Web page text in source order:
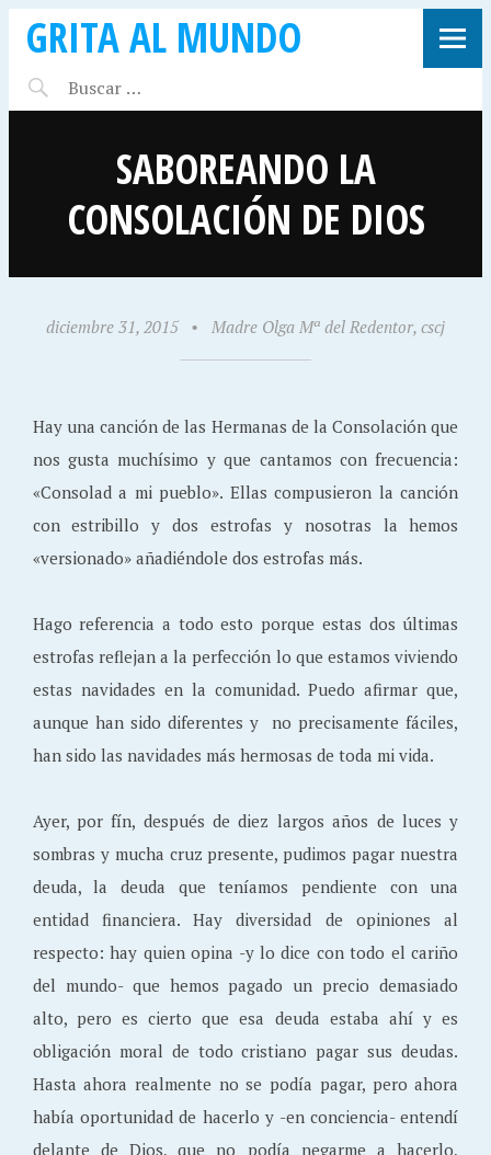
GRITA AL MUNDO
SABOREANDO LA
CONSOLACIÓN DE DIOS
diciembre 31, 2015 • Madre Olga Mª del Redentor, cscj
Hay una canción de las Hermanas de la Consolación que
nos gusta muchísimo y que cantamos con frecuencia:
«Consolad a mi pueblo». Ellas compusieron la canción
con estribillo y dos estrofas y nosotras la hemos
«versionado» añadiéndole dos estrofas más.
Hago referencia a todo esto porque estas dos últimas
estrofas reflejan a la perfección lo que estamos viviendo
estas navidades en la comunidad. Puedo afirmar que,
aunque han sido diferentes y no precisamente fáciles,
han sido las navidades más hermosas de toda mi vida.
Ayer, por fín, después de diez largos años de luces y
sombras y mucha cruz presente, pudimos pagar nuestra
deuda, la deuda que teníamos pendiente con una
entidad financiera. Hay diversidad de opiniones al
respecto: hay quien opina -y lo dice con todo el cariño
del mundo- que hemos pagado un precio demasiado
alto, pero es cierto que esa deuda estaba ahí y es
obligación moral de todo cristiano pagar sus deudas.
Hasta ahora realmente no se podía pagar, pero ahora
había oportunidad de hacerlo y -en conciencia- entendí
delante de Dios, que no podía negarme a hacerlo,